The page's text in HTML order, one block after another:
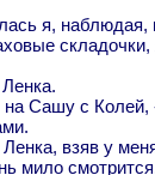
я, наблюдая,
складочки,
на Сашу с
взяв у
мило